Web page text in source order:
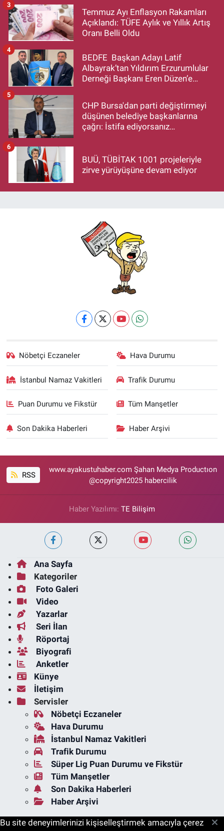
Temmuz Ayı Enflasyon Rakamları
Açıklandı: TÜFE Aylık ve Yıllık Artış
Oranı Belli Oldu
3
BEDFE Başkan Adayı Latif
Albayrak’tan Yıldırım Erzurumlular
Derneği Başkanı Eren Düzen’e
4
CHP Bursa'dan parti değiştirmeyi
düşünen belediye başkanlarına
çağrı: İstifa ediyorsanız
5
BUÜ, TÜBİTAK 1001 projeleriyle
zirve yürüyüşüne devam ediyor
6
Nöbetçi Eczaneler Hava Durumu
İstanbul Namaz Vakitleri Trafik Durumu
Puan Durumu ve Fikstür Tüm Manşetler
Son Dakika Haberleri Haber Arşivi
RSS
www.ayakustuhaber.com Şahan Medya Productıon
@copyright2025 habercilik
Haber Yazılımı: TE Bilişim
Ana Sayfa
Kategoriler
Foto Galeri
Video
Yazarlar
Seri İlan
Röportaj
Biyografi
Anketler
Künye
İletişim
Servisler
Nöbetçi Eczaneler
Hava Durumu
İstanbul Namaz Vakitleri
Trafik Durumu
Süper Lig Puan Durumu ve Fikstür
Tüm Manşetler
Son Dakika Haberleri
Haber Arşivi
Bu site deneyimlerinizi kişiselleştirmek amacıyla çerez